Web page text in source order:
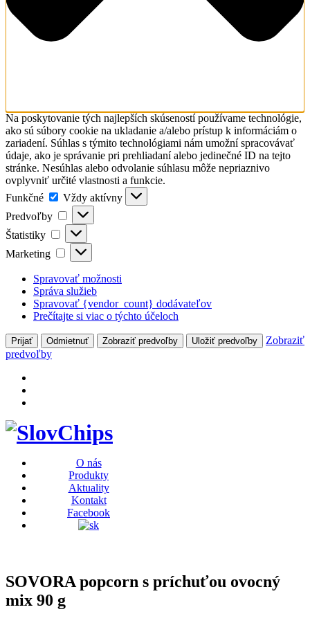
Na poskytovanie tých najlepších skúseností používame technológie,
ako sú súbory cookie na ukladanie a/alebo prístup k informáciám o
zariadení. Súhlas s týmito technológiami nám umožní spracovávať
údaje, ako je správanie pri prehliadaní alebo jedinečné ID na tejto
stránke. Nesúhlas alebo odvolanie súhlasu môže nepriaznivo
ovplyvniť určité vlastnosti a funkcie.
Funkčné
Funkčné
Vždy aktívny
Predvoľby
Predvoľby
Štatistiky Štatistiky
Marketing Marketing
Spravovať možnosti
Správa služieb
Spravovať {vendor_count} dodávateľov
Prečítajte si viac o týchto účeloch
Prijať Odmietnuť Zobraziť predvoľby Uložiť predvoľby
Zobraziť
predvoľby
O nás
Produkty
Aktuality
Kontakt
Facebook
SOVORA popcorn s príchuťou ovocný
mix 90 g